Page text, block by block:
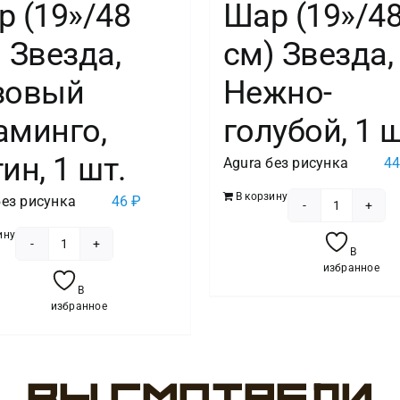
(19»/48
1 шт.
рисунка 46₽
товара
Шар
В
избранное
Шар (19»/
см) Звезда,
Нежно-
голубой, 1
Agura без рисунка
В корзину
товара
Шар
голубой,
В
избранное